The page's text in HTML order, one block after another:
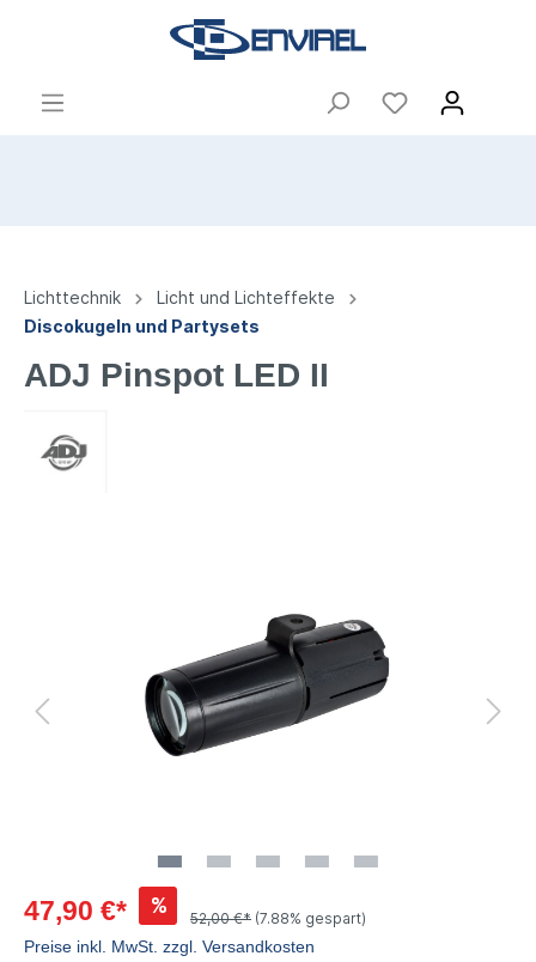
Lichttechnik
Licht und Lichteffekte
Discokugeln und Partysets
ADJ Pinspot LED II
47,90 €* %
52,00 €* (7.88% gespart)
Preise inkl. MwSt. zzgl. Versandkosten